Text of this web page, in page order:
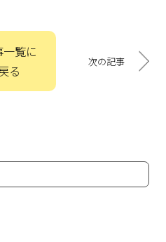
覧に
る
次の記事